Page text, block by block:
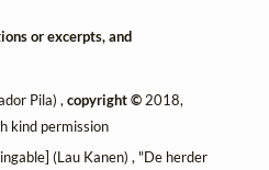
or excerpts, and
Pila) ,copyright © 2018,
kind permission
(Lau Kanen) , "De herder